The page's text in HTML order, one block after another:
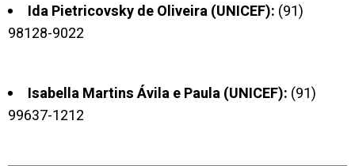
Ida Pietricovsky de Oliveira (UNICEF): (91)
98128-9022
Isabella Martins Ávila e Paula (UNICEF): (91)
99637-1212